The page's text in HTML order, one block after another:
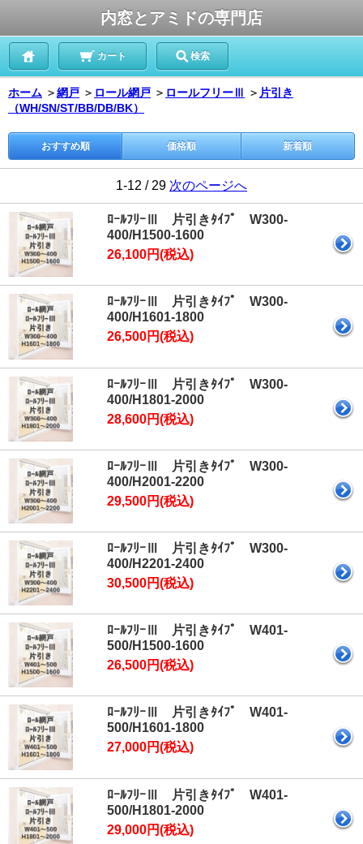
内窓とアミドの専門店
カート 検索
ホーム ＞網戸 ＞ ロール網戸 ＞ ロールフリーⅢ ＞ 片引き
（WH/SN/ST/BB/DB/BK）
おすすめ順 価格順 新着順
1-12 / 29 次のページへ
ﾛｰﾙﾌﾘｰⅢ 片引きﾀｲﾌﾟ W300-
400/H1500-1600
26,100円(税込)
ﾛｰﾙﾌﾘｰⅢ 片引きﾀｲﾌﾟ W300-
400/H1601-1800
26,500円(税込)
ﾛｰﾙﾌﾘｰⅢ 片引きﾀｲﾌﾟ W300-
400/H1801-2000
28,600円(税込)
ﾛｰﾙﾌﾘｰⅢ 片引きﾀｲﾌﾟ W300-
400/H2001-2200
29,500円(税込)
ﾛｰﾙﾌﾘｰⅢ 片引きﾀｲﾌﾟ W300-
400/H2201-2400
30,500円(税込)
ﾛｰﾙﾌﾘｰⅢ 片引きﾀｲﾌﾟ W401-
500/H1500-1600
26,500円(税込)
ﾛｰﾙﾌﾘｰⅢ 片引きﾀｲﾌﾟ W401-
500/H1601-1800
27,000円(税込)
ﾛｰﾙﾌﾘｰⅢ 片引きﾀｲﾌﾟ W401-
500/H1801-2000
29,000円(税込)